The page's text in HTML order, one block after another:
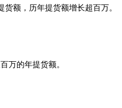
货额，历年提货额增长超百万。
百万的年提货额。